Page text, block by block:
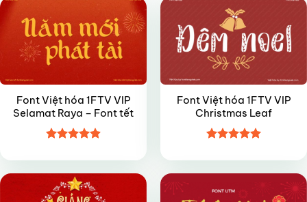
Font Việt hóa 1FTV VIP
Selamat Raya – Font tết
hạng4.95
sao
Font Việt hóa 1FTV VIP
Christmas Leaf
hạng55
sao